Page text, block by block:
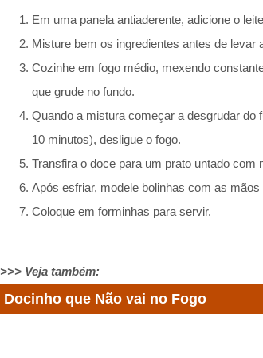
Em uma panela antiaderente, adicione o
Misture bem os ingredientes antes de levar
Cozinhe em fogo médio, mexendo
que grude no fundo.
Quando a mistura começar a desgrudar do
10 minutos), desligue o fogo.
Transfira o doce para um prato untado
Após esfriar, modele bolinhas com as
Coloque em forminhas para servir.
>>> Veja também:
Docinho que Não vai no Fogo